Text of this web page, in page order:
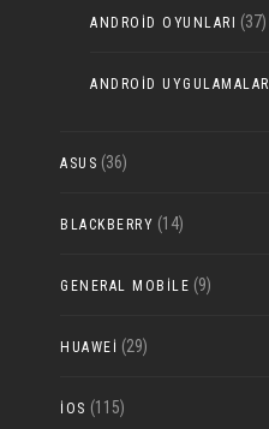
ANDROID OYUNLARI (37)
ANDROID UYGULAMALARI
ASUS (36)
BLACKBERRY (14)
GENERAL MOBILE (9)
HUAWEI (29)
IOS (115)